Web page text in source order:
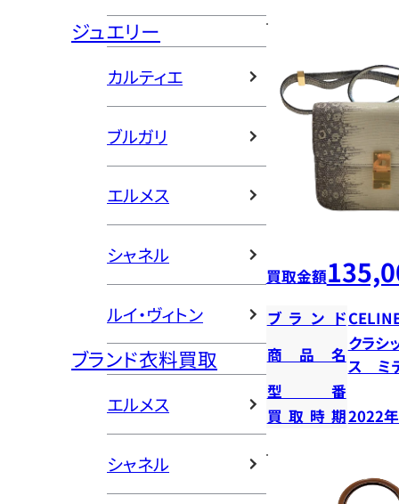
ジュエリー
カルティエ
ブルガリ
エルメス
シャネル
ルイ・ヴィトン
ブランド衣料買取
エルメス
シャネル
買取金額
ブランド
商品名
クラシ
ス ミ
型番
買取時期2022